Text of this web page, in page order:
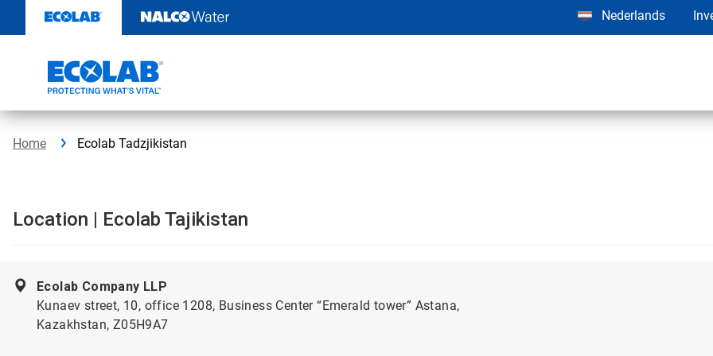
content
Nederlands
Home Ecolab Tadzjikistan
Location | Ecolab Tajikistan
Ecolab Company LLP
Kunaev street, 10, office 1208, Business Center “Emerald tower” Astana,
Kazakhstan, Z05H9A7